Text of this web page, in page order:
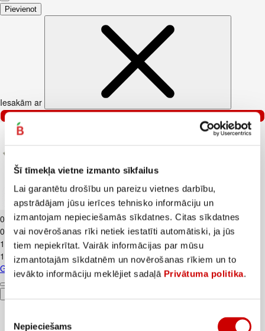
Šī tīmekļa vietne izmanto sīkfailus
Lai garantētu drošību un pareizu vietnes darbību,
apstrādājam jūsu ierīces tehnisko informāciju un
izmantojam nepieciešamās sīkdatnes. Citas sīkdatnes
vai novērošanas rīki netiek iestatīti automātiski, ja jūs
tiem nepiekrītat. Vairāk informācijas par mūsu
izmantotajām sīkdatnēm un novērošanas rīkiem un to
ievākto informāciju meklējiet sadaļā Privātuma politika.
izvēle
Nepieciešams
Pievienot
Iesakām ar
–47%
Gurķi garie LATVIJA gab.
0
69€
0,69€/gab.
1
29€
1,29€/gab.
Gurķi garie LATVIJA gab.